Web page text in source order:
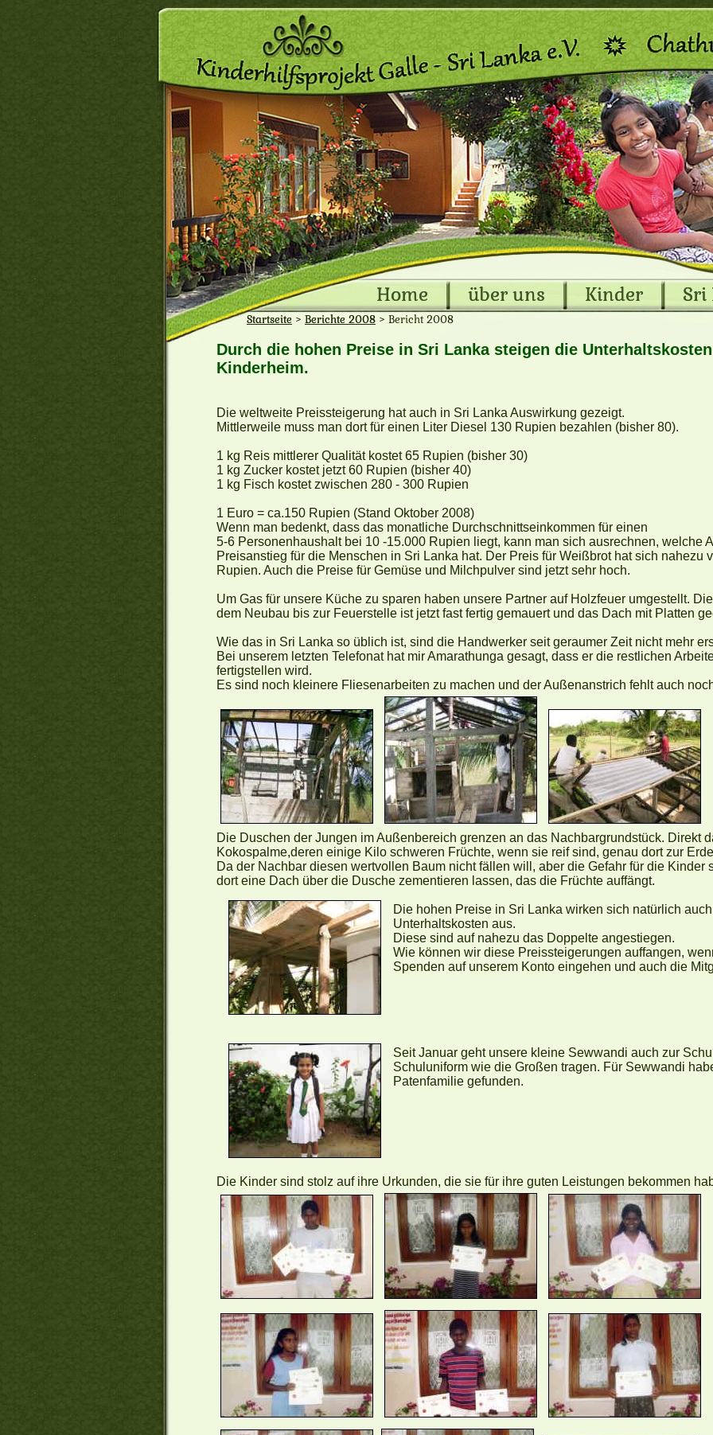
Startseite > Berichte 2008 > Bericht 2008
Home über uns Kinder Sri
Durch die hohen Preise in Sri Lanka steigen die
Kinderheim.
Die weltweite Preissteigerung hat auch in Sri Lanka Auswirkung gezeigt.
Mittlerweile muss man dort für einen Liter Diesel 130 Rupien bezahlen (bisher 80).
1 kg Reis mittlerer Qualität kostet 65 Rupien (bisher 30)
1 kg Zucker kostet jetzt 60 Rupien (bisher 40)
1 kg Fisch kostet zwischen 280 - 300 Rupien
1 Euro = ca.150 Rupien (Stand Oktober 2008)
Wenn man bedenkt, dass das monatliche Durchschnittseinkommen für einen
5-6 Personenhaushalt bei 10 -15.000 Rupien liegt, kann man sich ausrechnen, welche
Preisanstieg für die Menschen in Sri Lanka hat. Der Preis für Weißbrot hat sich nahezu
Rupien. Auch die Preise für Gemüse und Milchpulver sind jetzt sehr hoch.
Um Gas für unsere Küche zu sparen haben unsere Partner auf Holzfeuer umgestellt.
dem Neubau bis zur Feuerstelle ist jetzt fast fertig gemauert und das Dach mit Platten
Wie das in Sri Lanka so üblich ist, sind die Handwerker seit geraumer Zeit nicht mehr
Bei unserem letzten Telefonat hat mir Amarathunga gesagt, dass er die restlichen
fertigstellen wird.
Es sind noch kleinere Fliesenarbeiten zu machen und der Außenanstrich fehlt auch
Die Duschen der Jungen im Außenbereich grenzen an das Nachbargrundstück. Direkt
Kokospalme,deren einige Kilo schweren Früchte, wenn sie reif sind, genau dort zur
Da der Nachbar diesen wertvollen Baum nicht fällen will, aber die Gefahr für die Kinder
dort eine Dach über die Dusche zementieren lassen, das die Früchte auffängt.
Die hohen Preise in Sri Lanka wirken sich natürlich
Unterhaltskosten aus.
Diese sind auf nahezu das Doppelte angestiegen.
Wie können wir diese Preissteigerungen auffangen,
Spenden auf unserem Konto eingehen und auch die
Seit Januar geht unsere kleine Sewwandi auch zur
Schuluniform wie die Großen tragen. Für Sewwandi
Patenfamilie gefunden.
Die Kinder sind stolz auf ihre Urkunden, die sie für ihre guten Leistungen bekommen